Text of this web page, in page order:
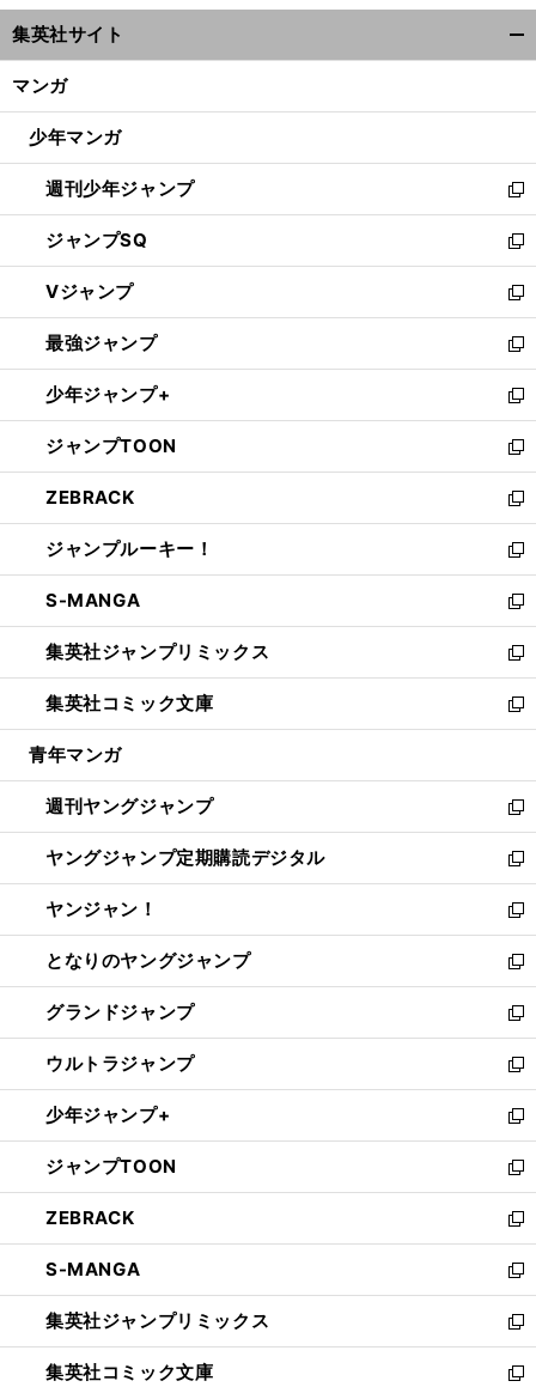
ウ
ィ
ン
ウ
開
く
集英社サイト
マンガ
少年マンガ
週刊少年ジャンプ
新
し
い
ウ
ィ
ン
ド
ウ
で
開
く
ジャンプSQ
新
し
い
ウ
ィ
ン
ド
ウ
で
開
く
Vジャンプ
新
し
い
ウ
ィ
ン
ド
ウ
で
開
く
最強ジャンプ
新
し
い
ウ
ィ
ン
ド
ウ
で
開
く
少年ジャンプ+
新
し
い
ウ
ィ
ン
ド
ウ
で
開
く
ジャンプTOON
新
し
い
ウ
ィ
ン
ド
ウ
で
開
く
ZEBRACK
新
し
い
ウ
ィ
ン
ド
ウ
で
開
ジャンプルーキー！
新
し
い
ウ
ィ
ン
ド
ウ
開
く
S-MANGA
新
し
い
ウ
ィ
ン
ウ
で
開
く
集英社ジャンプリミックス
新
し
い
ウ
ン
ド
ウ
で
開
く
集英社コミック文庫
新
し
ウ
ィ
ン
ド
ウ
で
開
く
青年マンガ
週刊ヤングジャンプ
新
し
い
ウ
ィ
ン
ド
ウ
で
開
く
ヤングジャンプ定期購読デジタル
新
し
い
ウ
ィ
ン
ド
ウ
で
開
く
ヤンジャン！
新
し
い
ウ
ィ
ン
ド
ウ
で
開
く
となりのヤングジャンプ
新
し
い
ウ
ィ
ン
ド
ウ
で
開
く
グランドジャンプ
新
し
い
ウ
ィ
ン
ド
ウ
で
開
く
ウルトラジャンプ
新
し
い
ウ
ィ
ン
ド
ウ
で
開
く
少年ジャンプ+
新
し
い
ウ
ィ
ン
ド
ウ
で
開
く
ジャンプTOON
新
し
い
ウ
ィ
ン
ド
ウ
で
ZEBRACK
新
し
い
ウ
ィ
ン
ド
S-MANGA
新
し
い
ウ
ィ
集英社ジャンプリミックス
新
し
い
集英社コミック文庫 新